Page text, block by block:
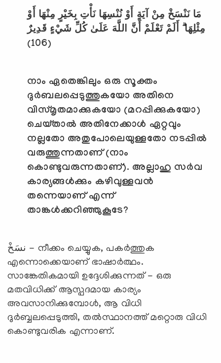
مَا نَنْسَخْ مِنْ آيَةٍ أَوْ نُنْسِهَا نَأْتِ بِخَيْرٍ مِنْهَا أَوْ
مِثْلِهَا ۗ أَلَمْ تَعْلَمْ أَنَّ اللَّهَ عَلَىٰ كُلِّ شَيْءٍ قَدِيرٌ
(106)
നാം ഏതെങ്കിലും ഒരു സൂക്തം
ദുര്‍ബലപ്പെടുത്തുകയോ അതിനെ
വിസ്മൃതമാക്കുകയോ (മറപ്പിക്കുകയോ)
ചെയ്താല്‍ അതിനേക്കാള്‍ ഏറ്റവും
നല്ലതോ അതുപോലെയുള്ളതോ നടപ്പില്‍
വരുത്തുന്നതാണ് (നാം
കൊണ്ടുവരുന്നതാണ്). അല്ലാഹു സര്‍വ
കാര്യങ്ങള്‍ക്കും കഴിവുള്ളവന്‍
തന്നെയാണ് എന്ന്
താങ്കള്‍ക്കറിഞ്ഞുകൂടേ?
نسَخْ - നീക്കം ചെയ്യുക, പകര്‍ത്തുക
എന്നൊക്കെയാണ് ഭാഷാര്‍ത്ഥം.
സാങ്കേതികമായി ഉദ്ദേശിക്കുന്നത് - ഒരു
മതവിധിക്ക് ആസ്പദമായ കാര്യം
അവസാനിക്കുമ്പോള്‍, ആ വിധി
ദുര്‍ബ്ബലപ്പെടുത്തി, തല്‍സ്ഥാനത്ത് മറ്റൊരു വിധി
കൊണ്ടുവരിക എന്നാണ്.